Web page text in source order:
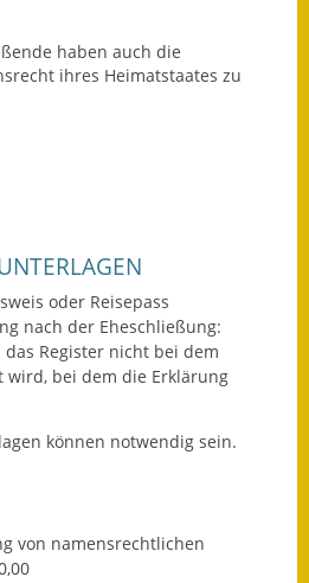
Notruftafel
Leben
Bauen und Wohnen
Bauwasser/Wasser/Abwasser
Bodenrichtwerte
haben auch die
ihres Heimatstaates zu
oder Reisepass
nach der Eheschließung:
Register nicht bei dem
wird, bei dem die Erklärung
können notwendig sein.
von namensrechtlichen